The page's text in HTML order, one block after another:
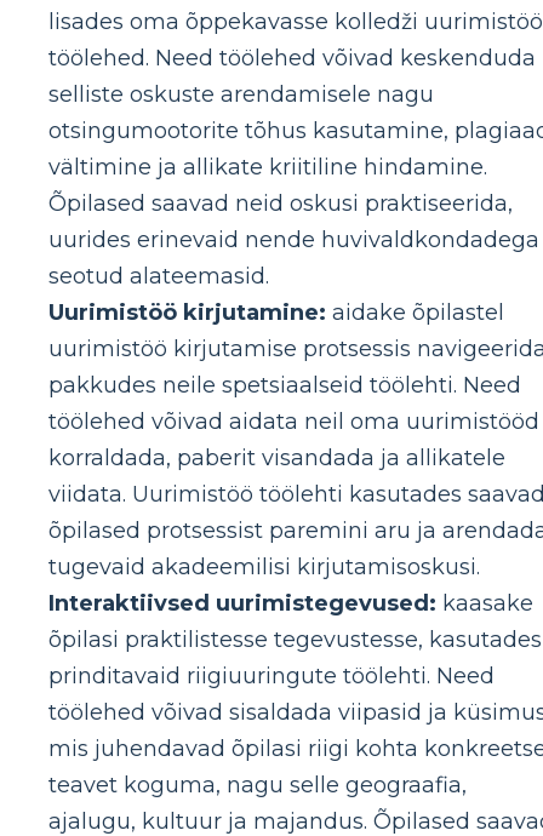
lisades oma õppekavasse kolledži uurimistöö
töölehed. Need töölehed võivad keskenduda
selliste oskuste arendamisele nagu
otsingumootorite tõhus kasutamine,
vältimine ja allikate kriitiline hindamine.
Õpilased saavad neid oskusi praktiseerida,
uurides erinevaid nende huvivaldkondadega
seotud alateemasid.
Uurimistöö kirjutamine: aidake õpilastel
uurimistöö kirjutamise protsessis
pakkudes neile spetsiaalseid töölehti. Need
töölehed võivad aidata neil oma uurimistööd
korraldada, paberit visandada ja allikatele
viidata. Uurimistöö töölehti kasutades
õpilased protsessist paremini aru ja
tugevaid akadeemilisi kirjutamisoskusi.
Interaktiivsed uurimistegevused: kaasake
õpilasi praktilistesse tegevustesse, kasutades
prinditavaid riigiuuringute töölehti. Need
töölehed võivad sisaldada viipasid ja
mis juhendavad õpilasi riigi kohta
teavet koguma, nagu selle geograafia,
ajalugu, kultuur ja majandus. Õpilased